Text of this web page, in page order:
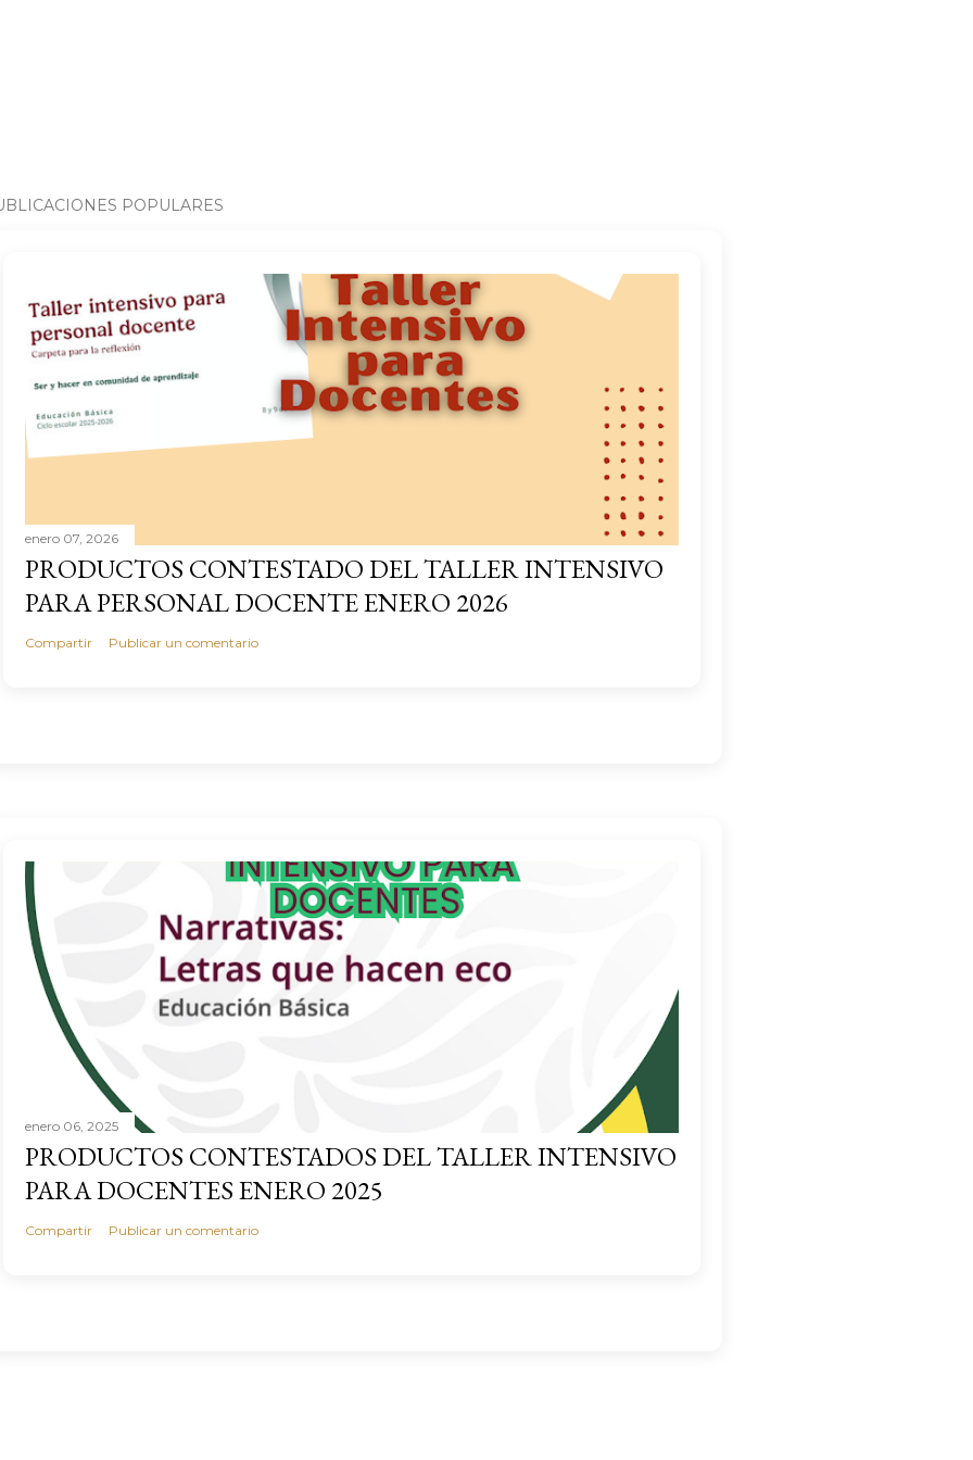
POPULARES
enero 07, 2026
PRODUCTOS CONTESTADO DEL TALLER INTENSIVO
PARA PERSONAL DOCENTE ENERO 2026
Compartir Publicar un comentario
enero 06, 2025
PRODUCTOS CONTESTADOS DEL TALLER INTENSIVO
PARA DOCENTES ENERO 2025
Compartir Publicar un comentario